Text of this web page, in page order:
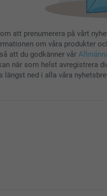
att prenumerera på vårt
om våra produkter
att du godkänner vår
när som helst avregistrera
längst ned i alla våra